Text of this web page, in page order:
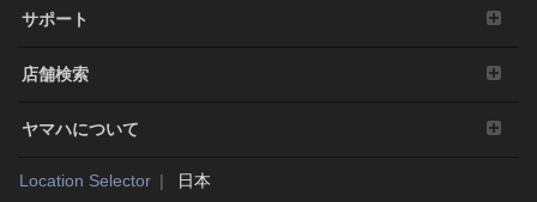
サポート
店舗検索
ヤマハについて
Location Selector 日本